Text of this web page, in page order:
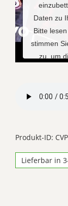
Daten zu
Bitte
stimmen
zu, um
Produkt-ID:
Lieferbar in